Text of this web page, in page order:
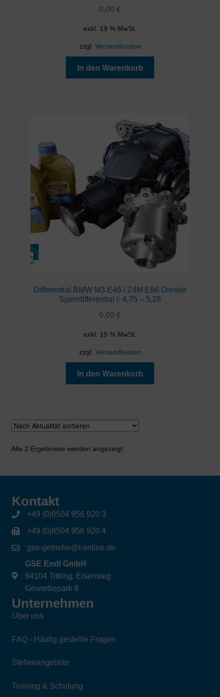
0,00 €
exkl. 19 % MwSt.
zzgl. Versandkosten
In den Warenkorb
Differential BMW M3 E46 / Z4M E86 Drexler
Sperrdifferential i: 4,75 – 5,28
0,00 €
exkl. 19 % MwSt.
zzgl. Versandkosten
In den Warenkorb
Alle 2 Ergebnisse werden angezeigtNach
Kontakt
+49 (0)8504 956 920 3
+49 (0)8504 956 920 4
gse-getriebe@t-online.de
GSE Endl GmbH
94104 Tittling, Eisensteg
Gewerbepark 8
Unternehmen
Über uns
FAQ - Häufig gestellte Fragen
Stellenangebote
Training & Schulung